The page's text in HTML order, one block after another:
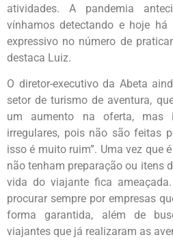
atividades. A pandemia
vínhamos detectando e hoje há
expressivo no número de
destaca Luiz.
O diretor-executivo da Abeta
setor de turismo de aventura,
um aumento na oferta, mas
irregulares, pois não são feitas
isso é muito ruim”. Uma vez que
não tenham preparação ou itens
vida do viajante fica
procurar sempre por empresas
forma garantida, além de
viajantes que já realizaram as